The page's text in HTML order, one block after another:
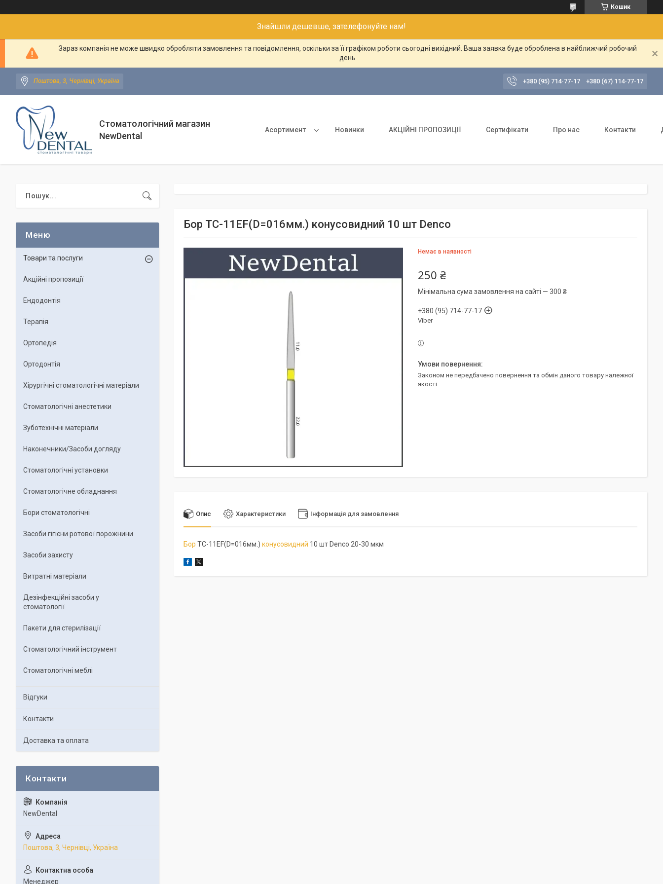
Кошик
Знайшли дешевше, зателефонуйте нам!
Зараз компанія не може швидко обробляти замовлення та повідомлення, оскільки за її графіком роботи сьогодні вихідний. Ваша заявка буде оброблена в найближчий робочий
день
Поштова, 3, Чернівці, Україна +380 (95) 714-77-17 +380 (67) 114-77-17
Стоматологічний магазин
NewDental
Асортимент Новинки АКЦІЙНІ ПРОПОЗИЦІЇ Сертифікати Про нас Контакти
Бор TC-11EF(D=016мм.) конусовидний 10 шт Denco
Немає в наявності
250 ₴
Мінімальна сума замовлення на сайті — 300 ₴
+380 (95) 714-77-17
Viber
Законом не передбачено повернення та обмін даного товару належної
якості
Опис Характеристики Інформація для замовлення
Бор TC-11EF(D=016мм.) конусовидний 10 шт Denco 20-30 мкм
Товари та послуги
Акційні пропозиції
Ендодонтія
Терапія
Ортопедія
Ортодонтія
Хірургічні стоматологічні матеріали
Стоматологічні анестетики
Зуботехнічні матеріали
Наконечники/Засоби догляду
Стоматологічні установки
Стоматологічне обладнання
Бори стоматологічні
Засоби гігієни ротової порожнини
Засоби захисту
Витратні матеріали
Дезінфекційні засоби у
стоматології
Пакети для стерилізації
Стоматологічний інструмент
Стоматологічні меблі
Відгуки
Контакти
Доставка та оплата
NewDental
Поштова, 3, Чернівці, Україна
Менеджер